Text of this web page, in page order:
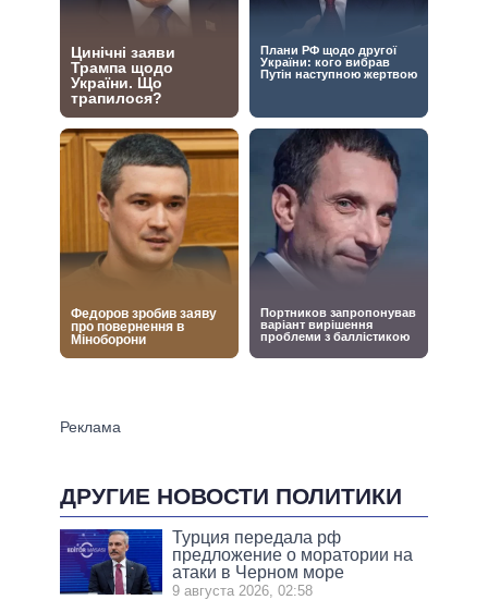
ДРУГИЕ НОВОСТИ ПОЛИТИКИ
Турция передала рф
предложение о моратории на
атаки в Черном море
9 августа 2026, 02:58